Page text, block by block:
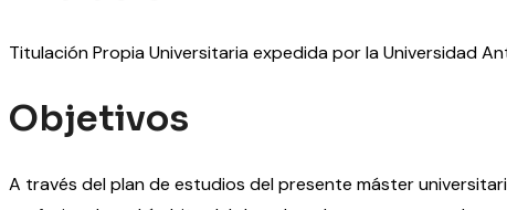
Titulación Propia Universitaria expedida por la Universidad
Objetivos
A través del plan de estudios del presente máster